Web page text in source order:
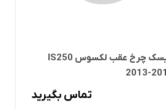
دیسک چرخ عقب لکسوس IS250
2013-
تماس بگیرید